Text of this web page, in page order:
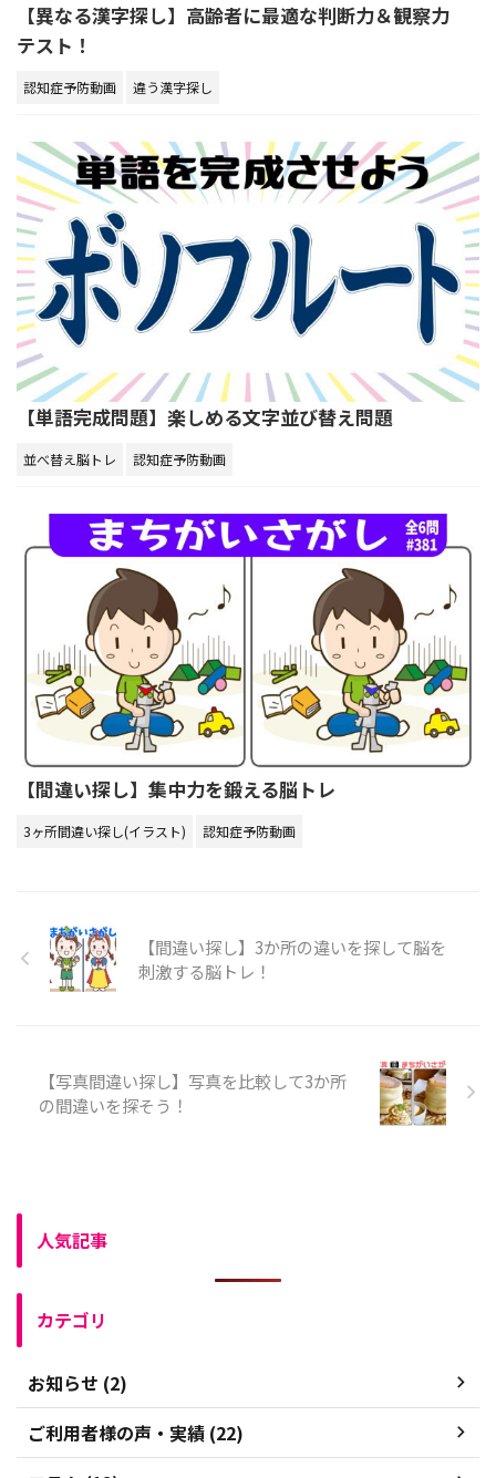
【異なる漢字探し】高齢者に最適な判断力＆観察力
テスト！
認知症予防動画 違う漢字探し
【単語完成問題】楽しめる文字並び替え問題
並べ替え脳トレ 認知症予防動画
【間違い探し】集中力を鍛える脳トレ
3ヶ所間違い探し(イラスト) 認知症予防動画
【間違い探し】3か所の違いを探して脳を
刺激する脳トレ！
【写真間違い探し】写真を比較して3か所
の間違いを探そう！
人気記事
カテゴリ
お知らせ (2)
ご利用者様の声・実績 (22)